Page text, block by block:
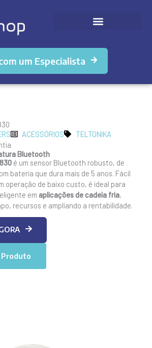
um Especialista
ACESSÓRIOS
TELTONIKA
Bluetooth
é um sensor Bluetooth robusto, de
bateria que dura mais de 5 anos. Fácil
operação de baixo custo, é ideal para
em aplicações de cadeia fria,
recursos e ampliando a rentabilidade.